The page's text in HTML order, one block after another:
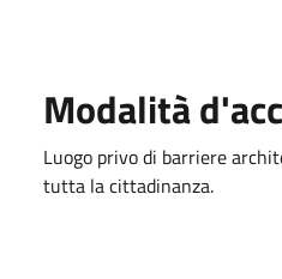
Modalità
Luogo privo di barriere
tutta la cittadinanza.